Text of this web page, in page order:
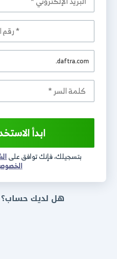
هل لديك حساب؟
.daftra.com
ابدأ
بتسجيلك، فإنك توافق على